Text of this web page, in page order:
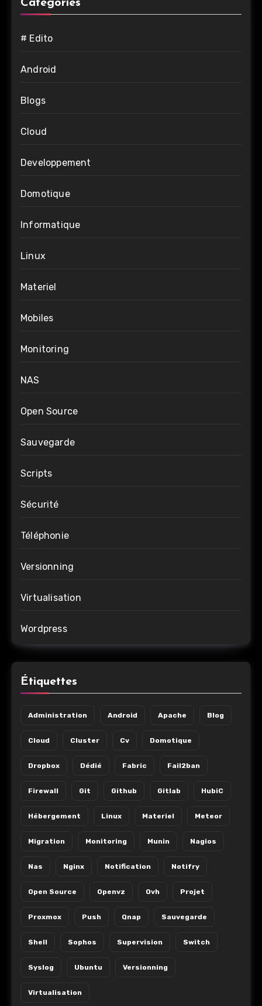
Catégories
# Edito
Android
Blogs
Cloud
Developpement
Domotique
Informatique
Linux
Materiel
Mobiles
Monitoring
NAS
Open Source
Sauvegarde
Scripts
Sécurité
Téléphonie
Versionning
Virtualisation
Wordpress
Étiquettes
Administration Android Apache Blog
Cloud Cluster Cv Domotique
Dropbox Dédié Fabric Fail2ban
Firewall Git Github Gitlab HubiC
Hébergement Linux Materiel Meteor
Migration Monitoring Munin Nagios
Nas Nginx Notification Notifry
Open Source Openvz Ovh Projet
Proxmox Push Qnap Sauvegarde
Shell Sophos Supervision Switch
Syslog Ubuntu Versionning
Virtualisation